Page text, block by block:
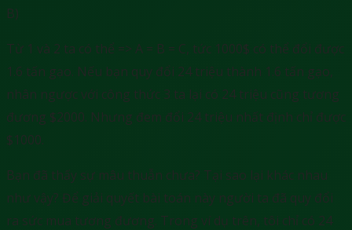
B)
Từ 1 và 2 ta có thể => A = B = C, tức 1000$ có thể đổi được
1.6 tấn gạo. Nếu bạn quy đổi 24 triệu thành 1.6 tấn gạo,
nhân ngược với công thức 3 ta lại có 24 triệu cũng tương
đương $2000. Nhưng đem đổi 24 triệu nhất định chỉ được
$1000.
Bạn đã thấy sự mâu thuẫn chưa? Tại sao lại khác nhau
như vậy? Để giải quyết bài toán này người ta đã quy đổi
ra sức mua tương đương. Trong ví dụ trên, tôi chỉ có 24